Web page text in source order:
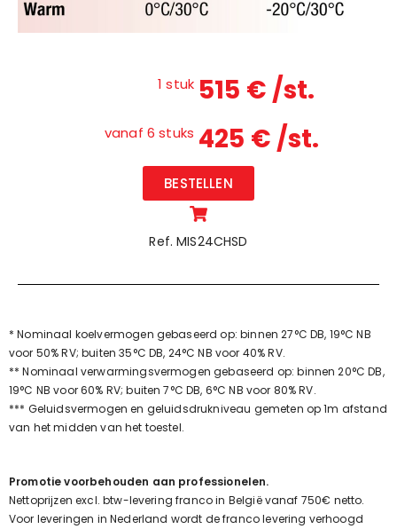
1 stuk 515 € /st.
vanaf 6 stuks 425 € /st.
BESTELLEN
Ref. MIS24CHSD
* Nominaal koelvermogen gebaseerd op: binnen 27°C DB, 19°C NB
voor 50% RV; buiten 35°C DB, 24°C NB voor 40% RV.
** Nominaal verwarmingsvermogen gebaseerd op: binnen 20°C DB,
19°C NB voor 60% RV; buiten 7°C DB, 6°C NB voor 80% RV.
*** Geluidsvermogen en geluidsdrukniveau gemeten op 1m afstand
van het midden van het toestel.
Promotie voorbehouden aan professionelen.
Nettoprijzen excl. btw-levering franco in België vanaf 750€ netto.
Voor leveringen in Nederland wordt de franco levering verhoogd